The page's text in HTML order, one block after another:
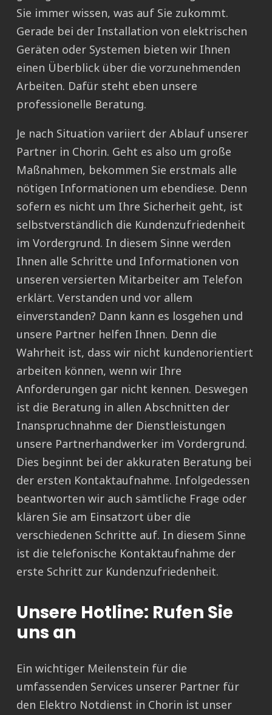
Sie immer wissen, was auf Sie zukommt.
Gerade bei der Installation von elektrischen
Geräten oder Systemen bieten wir Ihnen
einen Überblick über die vorzunehmenden
Arbeiten. Dafür steht eben unsere
professionelle Beratung.
Je nach Situation variiert der Ablauf unserer
Partner in Chorin. Geht es also um große
Maßnahmen, bekommen Sie erstmals alle
nötigen Informationen um ebendiese. Denn
sofern es nicht um Ihre Sicherheit geht, ist
selbstverständlich die Kundenzufriedenheit
im Vordergrund. In diesem Sinne werden
Ihnen alle Schritte und Informationen von
unseren versierten Mitarbeiter am Telefon
erklärt. Verstanden und vor allem
einverstanden? Dann kann es losgehen und
unsere Partner helfen Ihnen. Denn die
Wahrheit ist, dass wir nicht kundenorientiert
arbeiten können, wenn wir Ihre
Anforderungen gar nicht kennen. Deswegen
ist die Beratung in allen Abschnitten der
Inanspruchnahme der Dienstleistungen
unsere Partnerhandwerker im Vordergrund.
Dies beginnt bei der akkuraten Beratung bei
der ersten Kontaktaufnahme. Infolgedessen
beantworten wir auch sämtliche Frage oder
klären Sie am Einsatzort über die
verschiedenen Schritte auf. In diesem Sinne
ist die telefonische Kontaktaufnahme der
erste Schritt zur Kundenzufriedenheit.
Unsere Hotline: Rufen Sie
uns an
Ein wichtiger Meilenstein für die
umfassenden Services unserer Partner für
den Elektro Notdienst in Chorin ist unser